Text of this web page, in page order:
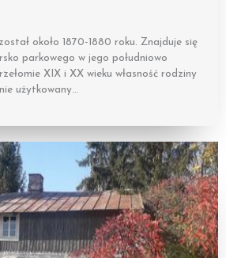
około 1870-1880 roku. Znajduje się
parkowego w jego południowo
XIX i XX wieku własność rodziny
użytkowany…